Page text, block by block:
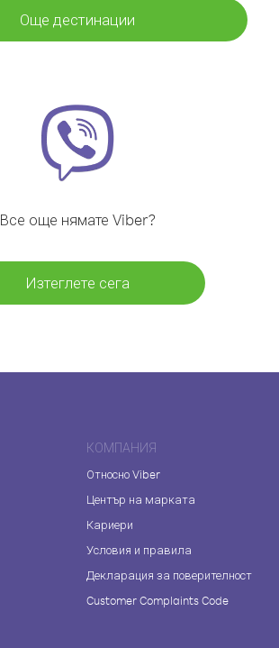
Още дестинации
Все още нямате Viber?
Изтеглете сега
КОМПАНИЯ
Относно Viber
Център на марката
Кариери
Условия и правила
Декларация за поверителност
Customer Complaints Code